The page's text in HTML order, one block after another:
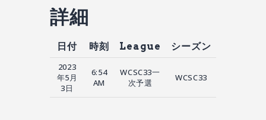
参加プログラム
詳細
日付 時刻 League シーズン
2023
年5月
3日
6:54
AM
WCSC33一
次予選
WCSC33